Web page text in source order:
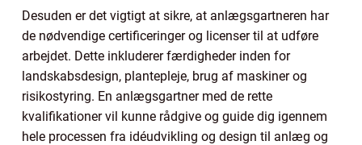
Desuden er det vigtigt at sikre, at anlægsgartneren har
de nødvendige certificeringer og licenser til at udføre
arbejdet. Dette inkluderer færdigheder inden for
landskabsdesign, plantepleje, brug af maskiner og
risikostyring. En anlægsgartner med de rette
kvalifikationer vil kunne rådgive og guide dig igennem
hele processen fra idéudvikling og design til anlæg og